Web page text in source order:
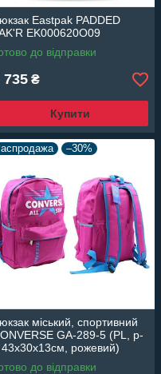
Eastpak PADDED
EK000620O09
до відправки
735 ₴
Купити
–30%
міський, спортивний
GA-289-5 (PL, р-
43х30х13см, рожевий)
до відправки